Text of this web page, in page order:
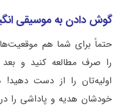
گوش دادن به موسیقی
حتماً برای شما هم
را صرف مطالعه کنید و
اولیه‌تان را از دست دهید!
خودشان هدیه و پاداشی را در